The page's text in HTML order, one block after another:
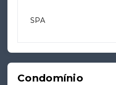
SPA
Condomínio